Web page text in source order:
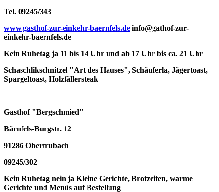
Tel. 09245/343
www.gasthof-zur-einkehr-baernfels.de info@gathof-zur-
einkehr-baernfels.de
Kein Ruhetag ja 11 bis 14 Uhr und ab 17 Uhr bis ca. 21 Uhr
Schaschlikschnitzel "Art des Hauses", Schäuferla, Jägertoast,
Spargeltoast, Holzfällersteak
Gasthof "Bergschmied"
Bärnfels-Burgstr. 12
91286 Obertrubach
09245/302
Kein Ruhetag nein ja Kleine Gerichte, Brotzeiten, warme
Gerichte und Menüs auf Bestellung